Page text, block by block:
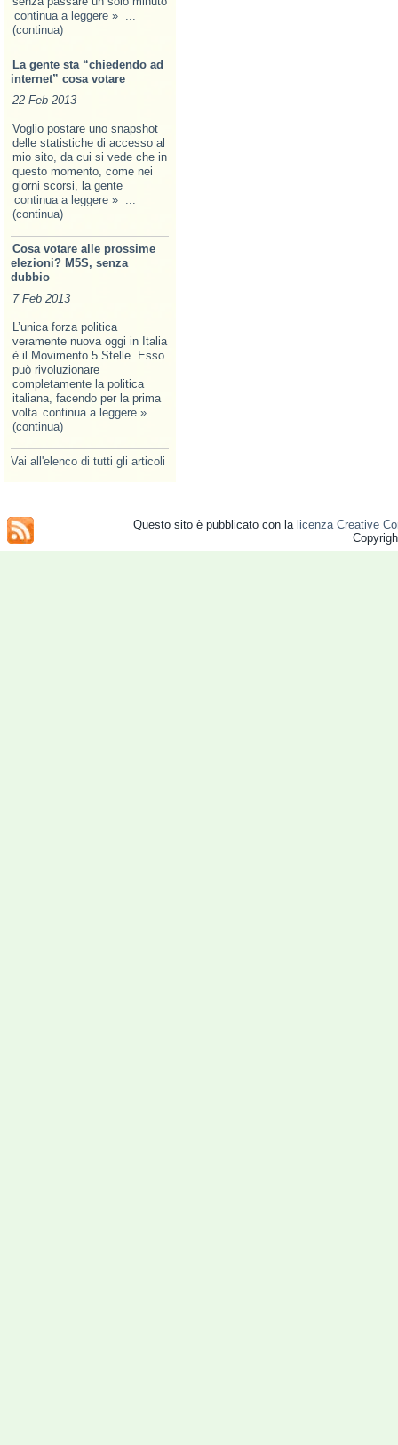
continua a leggere » ...
(continua)
La gente sta “chiedendo ad
internet” cosa votare
22 Feb 2013
Voglio postare uno snapshot
delle statistiche di accesso al
mio sito, da cui si vede che in
questo momento, come nei
giorni scorsi, la gente
continua a leggere » ...
(continua)
Cosa votare alle prossime
elezioni? M5S, senza
dubbio
7 Feb 2013
L’unica forza politica
veramente nuova oggi in Italia
è il Movimento 5 Stelle. Esso
può rivoluzionare
completamente la politica
italiana, facendo per la prima
volta continua a leggere » ...
(continua)
Vai all'elenco di tutti gli articoli
Questo sito è pubblicato con la licenza Creative